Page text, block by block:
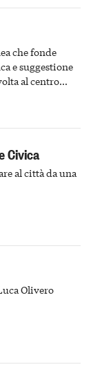
che fonde
e suggestione
al centro
astigiano
Civica
al città da una
Olivero